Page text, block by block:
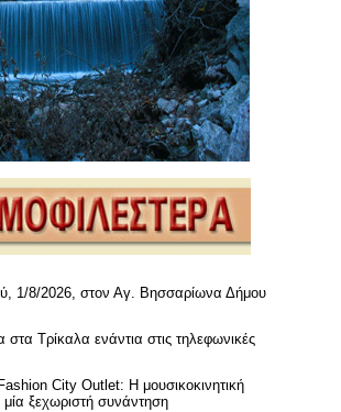
1/8/2026, στον Αγ. Βησσαρίωνα Δήμου
Τρίκαλα ενάντια στις τηλεφωνικές
City Outlet: Η μουσικοκινητική
μία ξεχωριστή συνάντηση